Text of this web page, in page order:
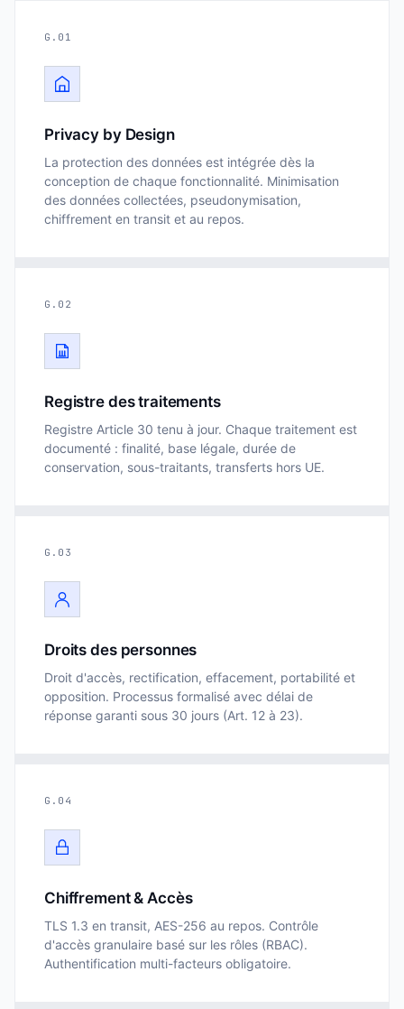
G.01
Privacy by Design
La protection des données est intégrée dès la
conception de chaque fonctionnalité. Minimisation
des données collectées, pseudonymisation,
chiffrement en transit et au repos.
G.02
Registre des traitements
Registre Article 30 tenu à jour. Chaque traitement est
documenté : finalité, base légale, durée de
conservation, sous-traitants, transferts hors UE.
G.03
Droits des personnes
Droit d'accès, rectification, effacement, portabilité et
opposition. Processus formalisé avec délai de
réponse garanti sous 30 jours (Art. 12 à 23).
G.04
Chiffrement & Accès
TLS 1.3 en transit, AES-256 au repos. Contrôle
d'accès granulaire basé sur les rôles (RBAC).
Authentification multi-facteurs obligatoire.